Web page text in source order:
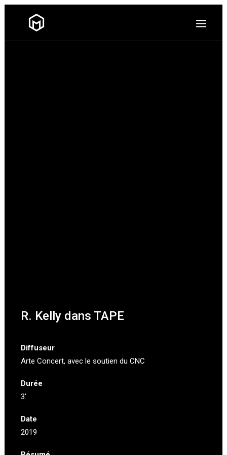
R. Kelly dans TAPE
Diffuseur
Arte Concert, avec le soutien du CNC
Durée
3′
Date
2019